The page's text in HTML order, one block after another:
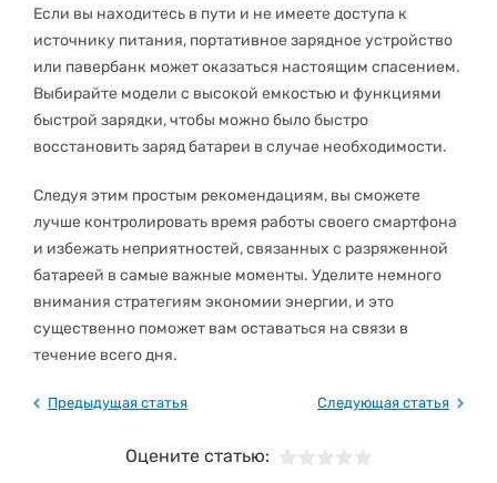
Если вы находитесь в пути и не имеете доступа к
источнику питания, портативное зарядное устройство
или павербанк может оказаться настоящим спасением.
Выбирайте модели с высокой емкостью и функциями
быстрой зарядки, чтобы можно было быстро
восстановить заряд батареи в случае необходимости.
Следуя этим простым рекомендациям, вы сможете
лучше контролировать время работы своего смартфона
и избежать неприятностей, связанных с разряженной
батареей в самые важные моменты. Уделите немного
внимания стратегиям экономии энергии, и это
существенно поможет вам оставаться на связи в
течение всего дня.
Предыдущая статья Следующая статья
Оцените статью: